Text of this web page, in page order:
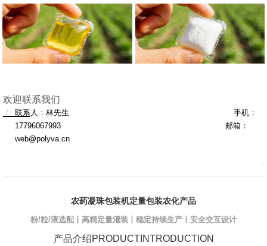
欢迎联系我们
联系人：林先生 手机：
17796067993 邮箱：
web@polyva.cn
农药凝珠包装机定量包装农化产品
粉/粒/液选配丨高精定量灌装丨稳定持续生产丨安全交互设计
产品介绍PRODUCTINTRODUCTION